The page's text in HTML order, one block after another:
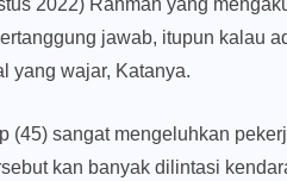
2022) Rahman yang
jawab, itupun kalau
yang wajar, Katanya.
(45) sangat mengeluhkan
kan banyak dilintasi